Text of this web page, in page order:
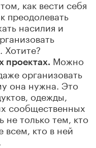
как вести себя
преодолевать
насилия и
Хотите?
проектах. Можно
организовать
она нужна. Это
одежды,
сообщественных
только тем, кто
всем, кто в ней